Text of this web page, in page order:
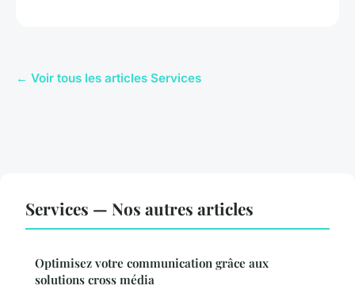
← Voir tous les articles Services
Services — Nos autres articles
Optimisez votre communication grâce aux
solutions cross média